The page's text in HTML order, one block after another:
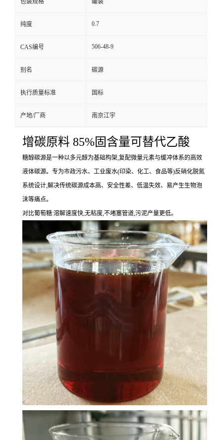
包装规格 罐装
纯度 0.7
CAS编号 506-48-9
别名 碳源
执行质量标准 国标
产地/厂商 南京江宇
增碳原料 85%固含量可替代乙酸
糖醇碳源是一种以多元醇为基础构架,复配微量元素与缓冲体系的高效
液体碳源。专为市政污水、工业废水(印染、化工、食品等)反硝化脱氮
系统设计,解决传统碳源成本高、安全性差、低温失效、易产生生物泡
沫等痛点。
对比葡萄糖:溶解速度快,无粘度,不堵塞管道,污泥产量更低。